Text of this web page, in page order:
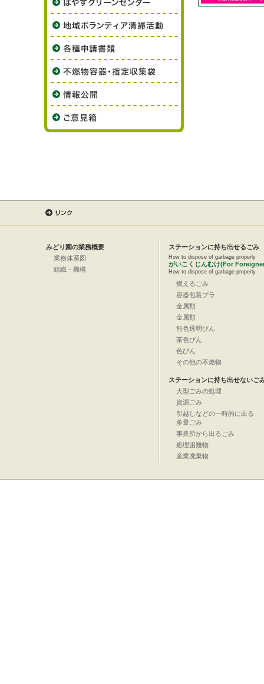
みどり園の業務概要
業務体系図
組織・機構
ステーションに持ち出せるごみ
How to dispose of garbage properly
がいこくじんむけ(For
How to dispose of garbage properly
燃えるごみ
容器包装プラ
金属類
金属類
無色透明びん
茶色びん
色びん
その他の不燃物
ステーションに持ち出せないご
大型ごみの処理
資源ごみ
引越しなどの一時的に出る
多量ごみ
事業所から出るごみ
処理困難物
産業廃棄物